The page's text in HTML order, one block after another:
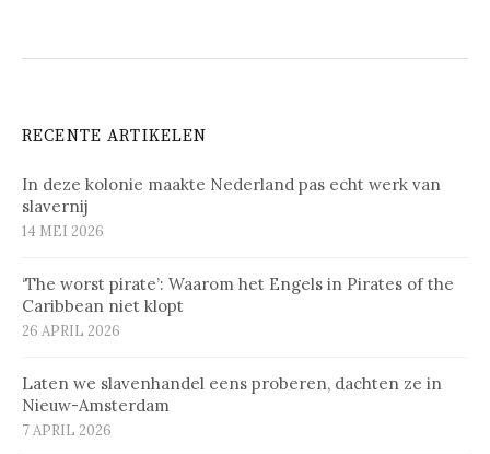
RECENTE ARTIKELEN
In deze kolonie maakte Nederland pas echt werk van
slavernij
14 MEI 2026
‘The worst pirate’: Waarom het Engels in Pirates of the
Caribbean niet klopt
26 APRIL 2026
Laten we slavenhandel eens proberen, dachten ze in
Nieuw-Amsterdam
7 APRIL 2026